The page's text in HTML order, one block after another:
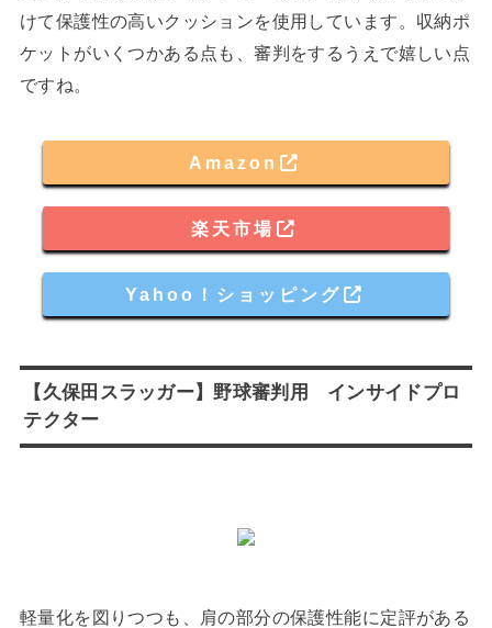
けて保護性の高いクッションを使用しています。収納ポ
ケットがいくつかある点も、審判をするうえで嬉しい点
ですね。
Amazon
楽天市場
Yahoo！ショッピング
【久保田スラッガー】野球審判用 インサイドプロ
テクター
軽量化を図りつつも、肩の部分の保護性能に定評がある